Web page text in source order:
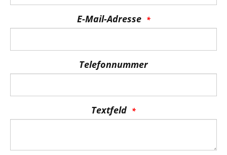
E-Mail-Adresse
Telefonnummer
Textfeld